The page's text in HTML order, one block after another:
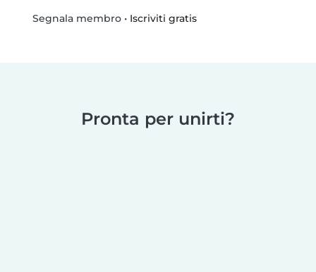
Segnala membro• Iscriviti gratis
Pronta per unirti?